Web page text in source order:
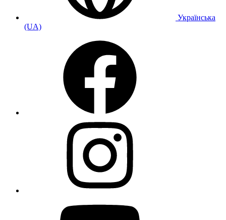
Українська
(UA)